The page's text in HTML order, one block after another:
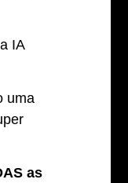
IA
uma
as